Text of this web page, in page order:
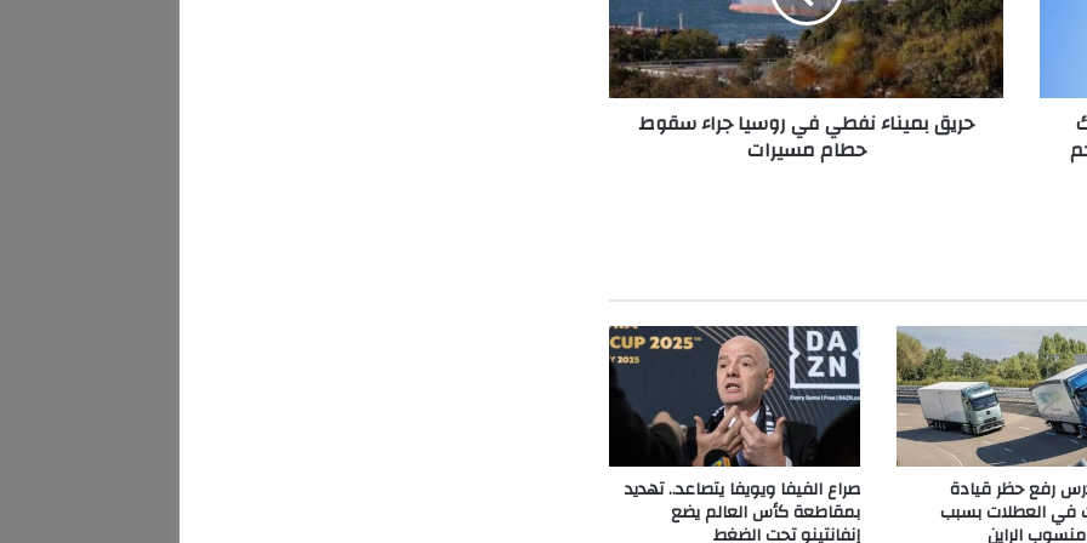
م
ي
ن
ا
ر
و
ي
ا
ج
ء
س
حريق بميناء نفطي في روسيا جراء سقوط
حطام مسيرات
رفع حظر قيادة
في العطلات بسبب
الراين
صراع الفيفا ويويفا يتصاعد.. تهديد
بمقاطعة كأس العالم يضع
إنفانتينو تحت الضغط